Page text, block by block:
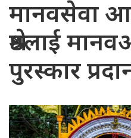
मानवसेवा
श्रेष्ठलाई
पुरस्कार